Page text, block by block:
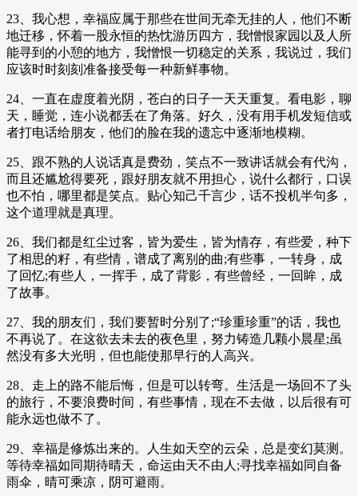
23、我心想，幸福应属于那些在世间无牵无挂的人，他们不断
地迁移，怀着一股永恒的热忱游历四方，我憎恨家园以及人所
能寻到的小憩的地方，我憎恨一切稳定的关系，我说过，我们
应该时时刻刻准备接受每一种新鲜事物。
24、一直在虚度着光阴，苍白的日子一天天重复。看电影，聊
天，睡觉，连小说都丢在了角落。好久，没有用手机发短信或
者打电话给朋友，他们的脸在我的遗忘中逐渐地模糊。
25、跟不熟的人说话真是费劲，笑点不一致讲话就会有代沟，
而且还尴尬得要死，跟好朋友就不用担心，说什么都行，口误
也不怕，哪里都是笑点。贴心知己千言少，话不投机半句多，
这个道理就是真理。
26、我们都是红尘过客，皆为爱生，皆为情存，有些爱，种下
了相思的籽，有些情，谱成了离别的曲;有些事，一转身，成
了回忆;有些人，一挥手，成了背影，有些曾经，一回眸，成
了故事。
27、我的朋友们，我们要暂时分别了;“珍重珍重”的话，我也
不再说了。在这欲去未去的夜色里，努力铸造几颗小晨星;虽
然没有多大光明，但也能使那早行的人高兴。
28、走上的路不能后悔，但是可以转弯。生活是一场回不了头
的旅行，不要浪费时间，有些事情，现在不去做，以后很有可
能永远也做不了。
29、幸福是修炼出来的。人生如天空的云朵，总是变幻莫测。
等待幸福如同期待晴天，命运由天不由人;寻找幸福如同自备
雨伞，晴可乘凉，阴可避雨。